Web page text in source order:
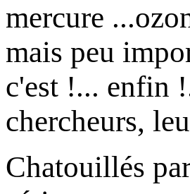
mercure
mais peu
c'est !... enfin
chercheurs,
Chatouillés